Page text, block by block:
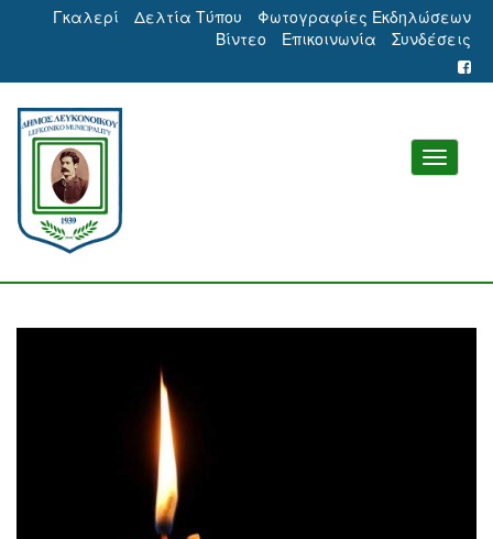
Γκαλερί Δελτία Τύπου
Φωτογραφίες Εκδηλώσεων
Βίντεο
Επικοινωνία Συνδέσεις